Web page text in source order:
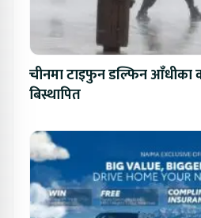
चीनमा टाइफुन डल्फिन आँधीका
बिस्थापित